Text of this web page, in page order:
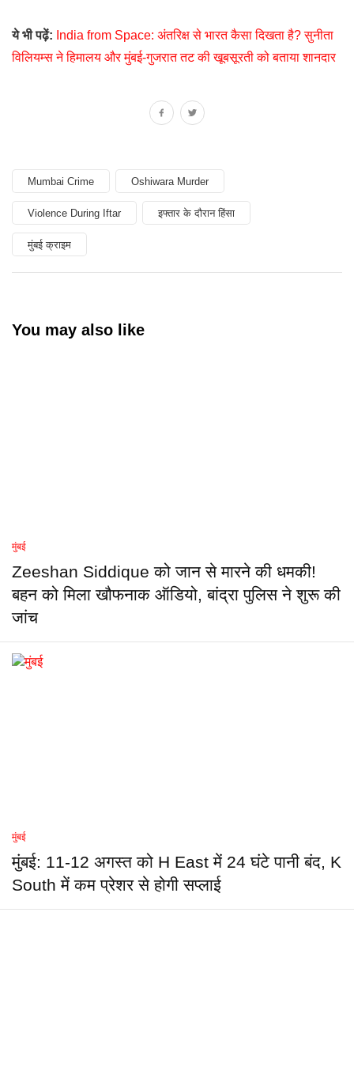
ये भी पढ़ें: India from Space: अंतरिक्ष से भारत कैसा दिखता है? सुनीता
विलियम्स ने हिमालय और मुंबई-गुजरात तट की खूबसूरती को बताया शानदार
Mumbai Crime Oshiwara Murder
Violence During Iftar इफ्तार के दौरान हिंसा
मुंबई क्राइम
You may also like
मुंबई
Zeeshan Siddique को जान से मारने की धमकी!
बहन को मिला खौफनाक ऑडियो, बांद्रा पुलिस ने शुरू की
जांच
मुंबई
मुंबई: 11-12 अगस्त को H East में 24 घंटे पानी बंद, K
South में कम प्रेशर से होगी सप्लाई